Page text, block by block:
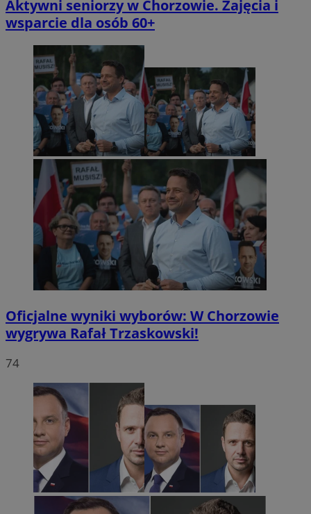
Aktywni seniorzy w Chorzowie. Zajęcia i
wsparcie dla osób 60+
Oficjalne wyniki wyborów: W Chorzowie
wygrywa Rafał Trzaskowski!
74